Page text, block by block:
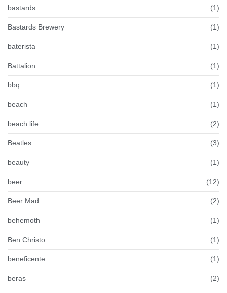
bastards (1)
Bastards Brewery (1)
baterista (1)
Battalion (1)
bbq (1)
beach (1)
beach life (2)
Beatles (3)
beauty (1)
beer (12)
Beer Mad (2)
behemoth (1)
Ben Christo (1)
beneficente (1)
beras (2)